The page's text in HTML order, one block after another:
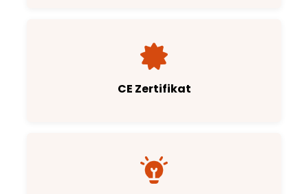
CE Zertifikat